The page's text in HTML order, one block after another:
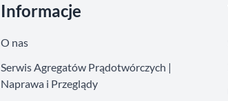
Informacje
O nas
Serwis Agregatów Prądotwórczych |
Naprawa i Przeglądy